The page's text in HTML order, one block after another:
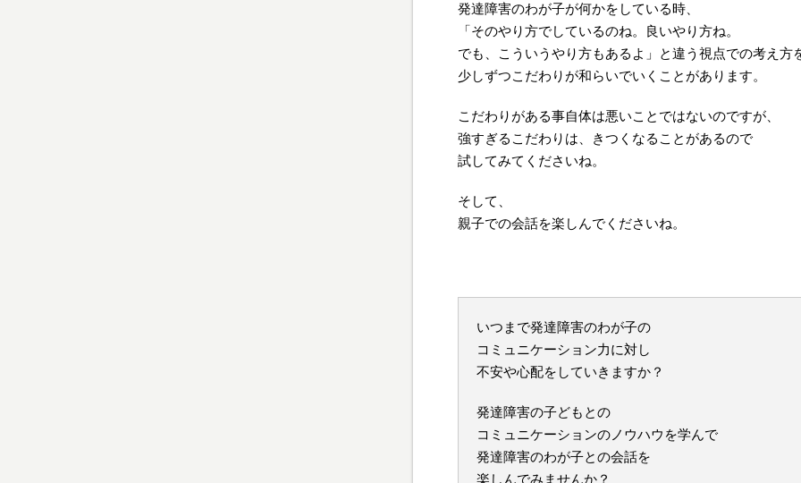
発達障害のわが子が何かをしている時、
「そのやり方でしているのね。良いやり方ね。
でも、こういうやり方もあるよ」と違う視点での考え方
少しずつこだわりが和らいでいくことがあります。
こだわりがある事自体は悪いことではないのですが、
強すぎるこだわりは、きつくなることがあるので
試してみてくださいね。
そして、
親子での会話を楽しんでくださいね。
いつまで発達障害のわが子の
コミュニケーション力に対し
不安や心配をしていきますか？
発達障害の子どもとの
コミュニケーションのノウハウを学んで
発達障害のわが子との会話を
楽しんでみませんか？